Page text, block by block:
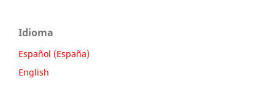
Idioma
Español (España)
English